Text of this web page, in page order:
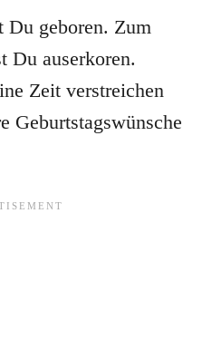
Du geboren. Zum
Du auserkoren.
Zeit verstreichen
Geburtstagswünsche